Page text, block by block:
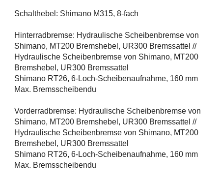
Schalthebel: Shimano M315, 8-fach
Hinterradbremse: Hydraulische Scheibenbremse von
Shimano, MT200 Bremshebel, UR300 Bremssattel //
Hydraulische Scheibenbremse von Shimano, MT200
Bremshebel, UR300 Bremssattel
Shimano RT26, 6-Loch-Scheibenaufnahme, 160 mm
Max. Bremsscheibendu
Vorderradbremse: Hydraulische Scheibenbremse von
Shimano, MT200 Bremshebel, UR300 Bremssattel //
Hydraulische Scheibenbremse von Shimano, MT200
Bremshebel, UR300 Bremssattel
Shimano RT26, 6-Loch-Scheibenaufnahme, 160 mm
Max. Bremsscheibendu